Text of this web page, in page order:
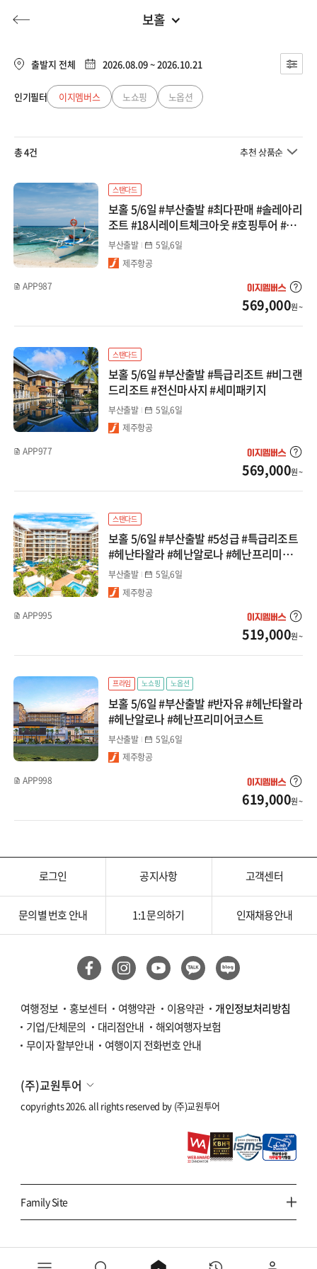
허니문 기획전/홈쇼핑 이벤트/혜택
투어플랜
허니문
보홀
부산출발
대구출발
청주출발
일본
북해도
도쿄/시즈오카
나고야/도야마(알펜)
대마도
선박(부관/카멜)
중국
청도
북경/태항산
상해/항저우
광저우/망산
서안/구채구/칠채산
하이난/하문
타이중/가오슝
몽골/중앙아시아
몽골
베트남
하노이/하롱베이
치앙마이
출발지 전체 2026.08.09 ~ 2026.10.21
인기필터 이지멤버스 노쇼핑 노옵션
총 4건 추천 상품순
스탠다드
보홀 5/6일 #부산출발 #최다판매 #솔레아리
조트 #18시레이트체크아웃 #호핑투어 #발
리카삭 #돌핀왓칭 #데이투어
부산출발
5일,6일
제주항공
APP987
569,000원 ~
스탠다드
보홀 5/6일 #부산출발 #특급리조트 #비그랜
드리조트 #전신마사지 #세미패키지
부산출발
5일,6일
제주항공
APP977
569,000원 ~
스탠다드
보홀 5/6일 #부산출발 #5성급 #특급리조트
#헤난타왈라 #헤난알로나 #헤난프리미어코
스트 #세미패키지
부산출발
5일,6일
제주항공
APP995
519,000원 ~
프라임 노쇼핑 노옵션
보홀 5/6일 #부산출발 #반자유 #헤난타왈라
#헤난알로나 #헤난프리미어코스트
부산출발
5일,6일
제주항공
APP998
619,000원 ~
로그인 공지사항 고객센터
문의별 번호 안내 1:1 문의하기 인재채용안내
여행정보 홍보센터 여행약관 이용약관
개인정보처리방침
기업/단체문의
대리점안내
해외여행자보험
무이자 할부안내
여행이지 전화번호 안내
(주)교원투어
copyrights 2026. all rights reserved by (주)교원투어
Family Site